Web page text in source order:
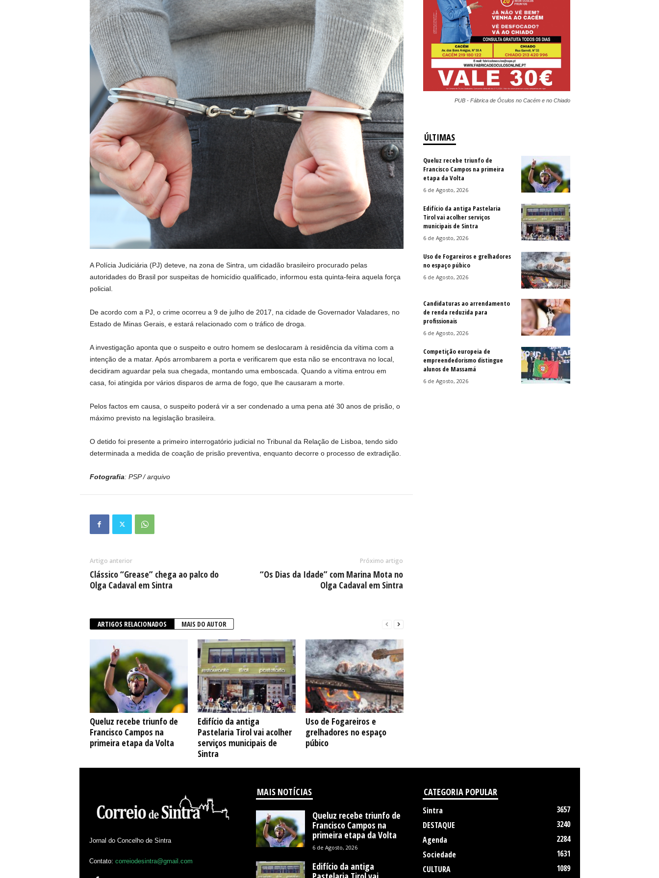
A Polícia Judiciária (PJ) deteve, na zona de Sintra, um cidadão brasileiro procurado pelas
autoridades do Brasil por suspeitas de homicídio qualificado, informou esta quinta-feira aquela força
policial.
De acordo com a PJ, o crime ocorreu a 9 de julho de 2017, na cidade de Governador Valadares, no
Estado de Minas Gerais, e estará relacionado com o tráfico de droga.
A investigação aponta que o suspeito e outro homem se deslocaram à residência da vítima com a
intenção de a matar. Após arrombarem a porta e verificarem que esta não se encontrava no local,
decidiram aguardar pela sua chegada, montando uma emboscada. Quando a vítima entrou em
casa, foi atingida por vários disparos de arma de fogo, que lhe causaram a morte.
Pelos factos em causa, o suspeito poderá vir a ser condenado a uma pena até 30 anos de prisão, o
máximo previsto na legislação brasileira.
O detido foi presente a primeiro interrogatório judicial no Tribunal da Relação de Lisboa, tendo sido
determinada a medida de coação de prisão preventiva, enquanto decorre o processo de extradição.
Fotografia: PSP / arquivo
Artigo anterior
Clássico “Grease” chega ao palco do
Olga Cadaval em Sintra
Próximo artigo
“Os Dias da Idade” com Marina Mota no
Olga Cadaval em Sintra
ARTIGOS RELACIONADOS MAIS DO AUTOR
Queluz recebe triunfo de
Francisco Campos na
primeira etapa da Volta
Edifício da antiga
Pastelaria Tirol vai acolher
serviços municipais de
Sintra
Uso de Fogareiros e
grelhadores no espaço
púbico
PUB - Fábrica de Óculos no Cacém e no Chiado
ÚLTIMAS
Queluz recebe triunfo de
Francisco Campos na primeira
etapa da Volta
6 de Agosto, 2026
Edifício da antiga Pastelaria
Tirol vai acolher serviços
municipais de Sintra
6 de Agosto, 2026
Uso de Fogareiros e grelhadores
no espaço púbico
6 de Agosto, 2026
Candidaturas ao arrendamento
de renda reduzida para
profissionais
6 de Agosto, 2026
Competição europeia de
empreendedorismo distingue
alunos de Massamá
6 de Agosto, 2026
Jornal do Concelho de Sintra
Contato: correiodesintra@gmail.com
MAIS NOTÍCIAS
Queluz recebe triunfo de
Francisco Campos na
primeira etapa da Volta
6 de Agosto, 2026
Edifício da antiga
CATEGORIA POPULAR
Sintra
3657
DESTAQUE
3240
Agenda
2284
Sociedade
1631
CULTURA
1089